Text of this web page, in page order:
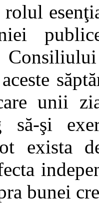
rolul
unii
să-şi
exista
bunei